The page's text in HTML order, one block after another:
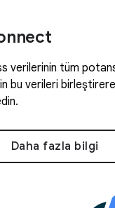
verilerinin tüm
bu verileri
Daha fazla bilgi